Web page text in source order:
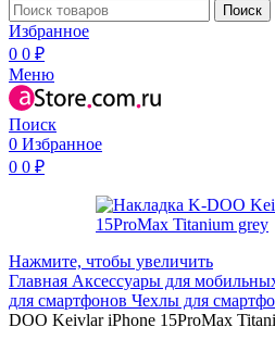
Поиск
Избранное
0 0 ₽
Меню
Поиск
0 Избранное
0 0 ₽
Нажмите, чтобы увеличить
Главная Аксессуары для
для смартфонов Чехлы для
DOO Keivlar iPhone 15ProMax